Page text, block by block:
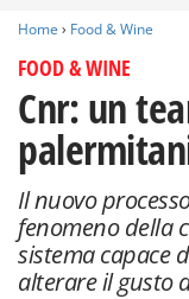
Home › Food & Wine
FOOD & WINE
Cnr: un
Il nuovo
fenomeno della
sistema capace
alterare il gusto